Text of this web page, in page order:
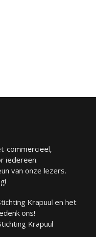
commercieel,
iedereen.
van onze lezers.
Krapuul en het
ons!
Krapuul